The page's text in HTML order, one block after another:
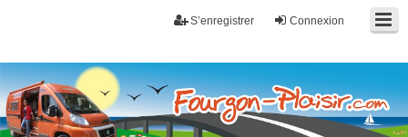
Connexion
S’enregistrer
Fourgon-plaisir.com
Forum de conseils et d'entraide des utilisateurs de fourgons, fourgons
aménagés, vans et de camping-car. Partagez votre expérience.